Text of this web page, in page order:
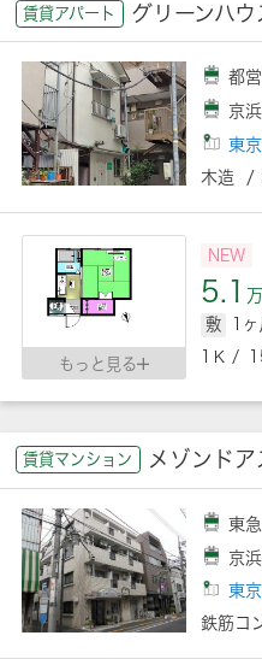
賃貸アパート グリーンハウ
都
京
東
木造 /
もっと見る
NEW
5.1
敷 1ヶ
1Ｋ /
賃貸マンション メゾンドア
東
京
東
鉄筋コ